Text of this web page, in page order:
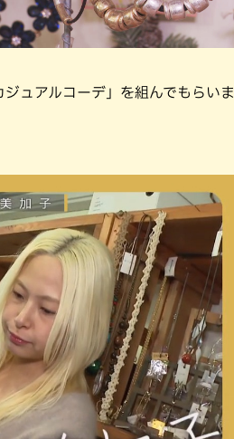
ュアルコーデ」を組んでもらいま